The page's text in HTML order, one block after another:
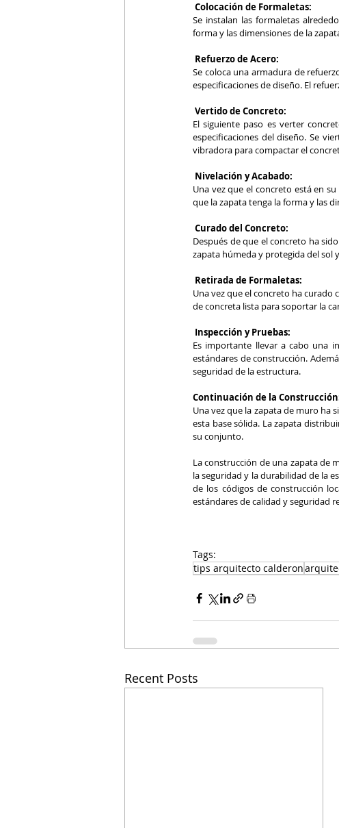
Colocación de Formaletas:
Se instalan las formaletas
forma y las dimensiones de la
Refuerzo de Acero:
Se coloca una armadura de
especificaciones de diseño. El
Vertido de Concreto:
El siguiente paso es verter
especificaciones del diseño. Se
vibradora para compactar el
Nivelación y Acabado:
Una vez que el concreto está en
que la zapata tenga la forma y las
Curado del Concreto:
Después de que el concreto ha
zapata húmeda y protegida del sol
Retirada de Formaletas:
Una vez que el concreto ha
de concreta lista para soportar la
Inspección y Pruebas:
Es importante llevar a cabo una
estándares de construcción.
seguridad de la estructura.
Continuación de la
Una vez que la zapata de muro ha
esta base sólida. La zapata
su conjunto.
La construcción de una zapata de
la seguridad y la durabilidad de la
de los códigos de construcción
estándares de calidad y seguridad
Tags:
tips arquitecto calderon
Recent Posts